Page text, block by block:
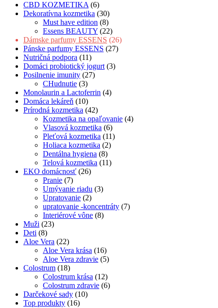
CBD KOZMETIKA (6)
Dekoratívna kozmetika (30)
Must have edition (8)
Essens BEAUTY (22)
Dámske parfumy ESSENS (26)
Pánske parfumy ESSENS (27)
Nutričná podpora (11)
Domáci probiotický jogurt (3)
Posilnenie imunity (27)
CHudnutie (3)
Monolaurin a Lactoferrin (4)
Domáca lekáreň (10)
Prírodná kozmetika (42)
Kozmetika na opaľovanie (4)
Vlasová kozmetika (6)
Pleťová kozmetika (11)
Holiaca kozmetika (2)
Dentálna hygiena (8)
Telová kozmetika (11)
EKO domácnosť (26)
Pranie (7)
Umývanie riadu (3)
Upratovanie (2)
upratovanie -koncentráty (7)
Interiérové vône (8)
Muži (23)
Deti (8)
Aloe Vera (22)
Aloe Vera krása (16)
Aloe Vera zdravie (5)
Colostrum (18)
Colostrum krása (12)
Colostrum zdravie (6)
Darčekové sady (10)
Top produkty (16)